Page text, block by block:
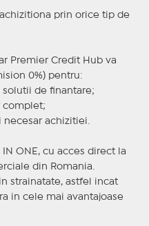
prin orice tip de
Premier Credit Hub va
0%) pentru:
de finantare;
complet;
achizitiei.
ONE, cu acces direct la
din Romania.
strainatate, astfel incat
in cele mai avantajoase